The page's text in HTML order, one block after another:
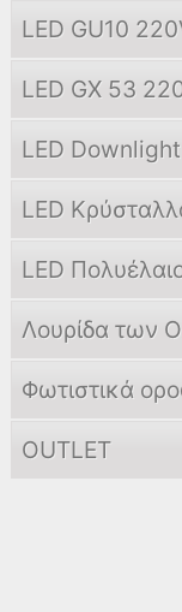
LED GU10
LED GX 53
LED Downlight
LED
LED
Λουρίδα των
Φωτιστικά
OUTLET